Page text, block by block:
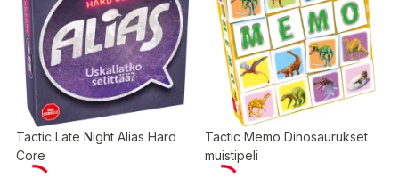
Tactic Late Night Alias Hard
Core
Tactic Memo Dinosaurukset
muistipeli